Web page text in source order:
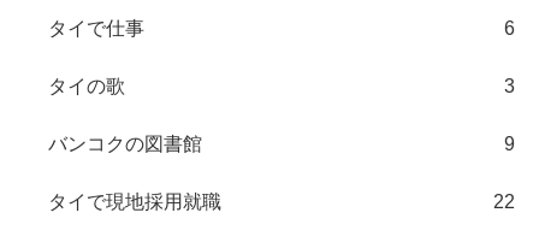
タイで仕事 6
タイの歌 3
バンコクの図書館 9
タイで現地採用就職 22